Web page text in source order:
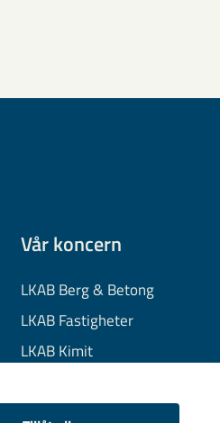
Vår koncern
LKAB Berg & Betong
LKAB Fastigheter
LKAB Kimit